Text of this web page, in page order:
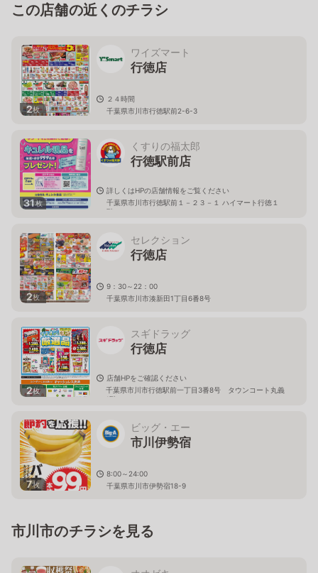
この店舗の近くのチラシ
2枚
ワイズマート
行徳店
２４時間
千葉県市川市行徳駅前2-6-3
31枚
くすりの福太郎
行徳駅前店
詳しくはHPの店舗情報をご覧ください
千葉県市川市行徳駅前１－２３－１ ハイマート行徳１
階
2枚
セレクション
行徳店
9：30～22：00
千葉県市川市湊新田1丁目6番8号
2枚
スギドラッグ
行徳店
店舗HPをご確認ください
千葉県市川市行徳駅前一丁目3番8号 タウンコート丸義
1階
7枚
ビッグ・エー
市川伊勢宿
8:00～24:00
千葉県市川市伊勢宿18-9
市川市のチラシを見る